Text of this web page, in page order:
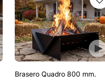
Brasero Quadro 800 mm.